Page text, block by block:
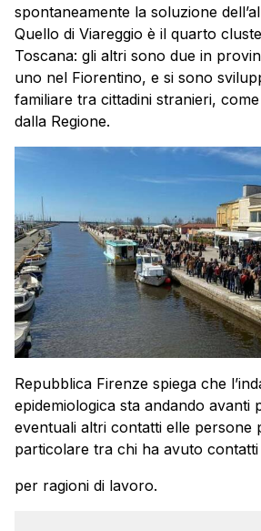
spontaneamente la soluzione
Quello di Viareggio è il quarto
Toscana: gli altri sono due in
uno nel Fiorentino, e si sono
familiare tra cittadini stranieri,
dalla Regione.
Repubblica Firenze spiega che
epidemiologica sta andando avanti
eventuali altri contatti elle persone
particolare tra chi ha avuto
per ragioni di lavoro.